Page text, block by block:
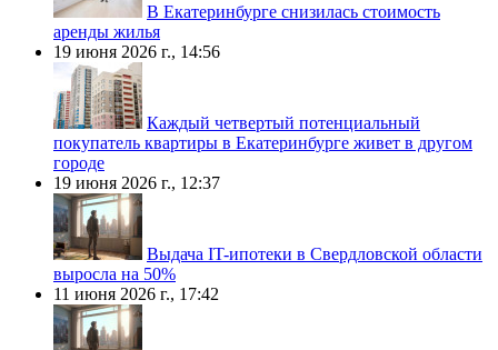
В Екатеринбурге снизилась стоимость
аренды жилья
19 июня 2026 г., 14:56
Каждый четвертый потенциальный
покупатель квартиры в Екатеринбурге живет в другом
городе
19 июня 2026 г., 12:37
Выдача IT-ипотеки в Свердловской области
выросла на 50%
11 июня 2026 г., 17:42